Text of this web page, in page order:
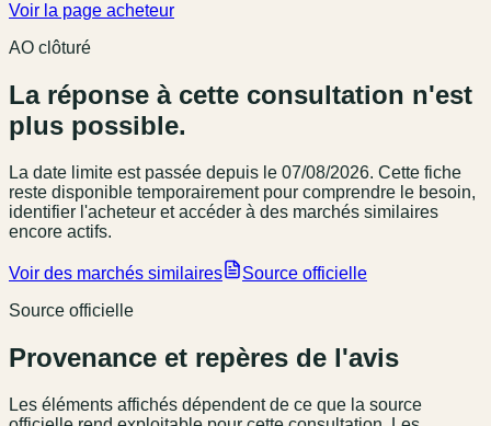
Voir la page acheteur
AO clôturé
La réponse à cette consultation n'est
plus possible.
La date limite est passée depuis le 07/08/2026. Cette fiche
reste disponible temporairement pour comprendre le besoin,
identifier l'acheteur et accéder à des marchés similaires
encore actifs.
Voir des marchés similaires
Source officielle
Source officielle
Provenance et repères de l'avis
Les éléments affichés dépendent de ce que la source